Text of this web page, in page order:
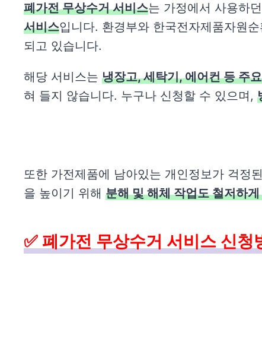
폐가전 무상수거 서비스는 가정에서 사용하
서비스입니다. 환경부와 한국전자제품자원
되고 있습니다.
해당 서비스는 냉장고, 세탁기, 에어컨 등 주
혀 들지 않습니다. 누구나 신청할 수 있으며,
또한 가전제품에 남아있는 개인정보가 걱정
을 높이기 위해 분해 및 해체 작업도 철저하
✅ 폐가전 무상수거 서비스 신청